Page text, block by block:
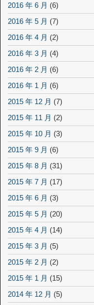
2016 年 6 月 (6)
2016 年 5 月 (7)
2016 年 4 月 (2)
2016 年 3 月 (4)
2016 年 2 月 (6)
2016 年 1 月 (6)
2015 年 12 月 (7)
2015 年 11 月 (2)
2015 年 10 月 (3)
2015 年 9 月 (6)
2015 年 8 月 (31)
2015 年 7 月 (17)
2015 年 6 月 (3)
2015 年 5 月 (20)
2015 年 4 月 (14)
2015 年 3 月 (5)
2015 年 2 月 (2)
2015 年 1 月 (15)
2014 年 12 月 (5)